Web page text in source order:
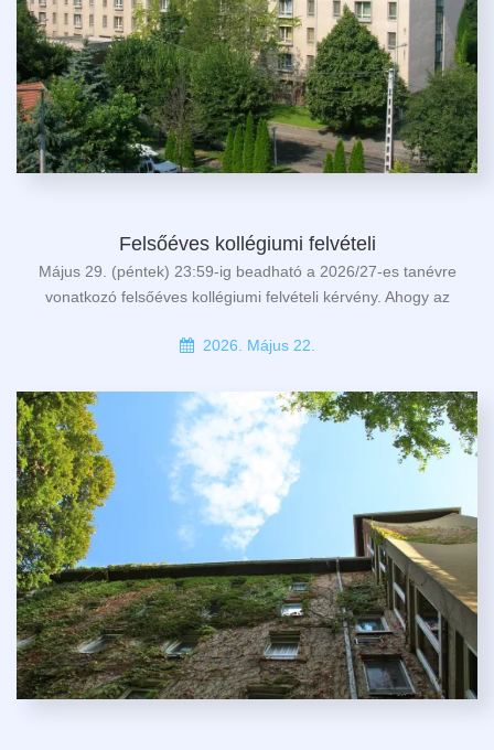
Felsőéves kollégiumi felvételi
Május 29. (péntek) 23:59-ig beadható a 2026/27-es tanévre
vonatkozó felsőéves kollégiumi felvételi kérvény. Ahogy az
2026. Május 22.